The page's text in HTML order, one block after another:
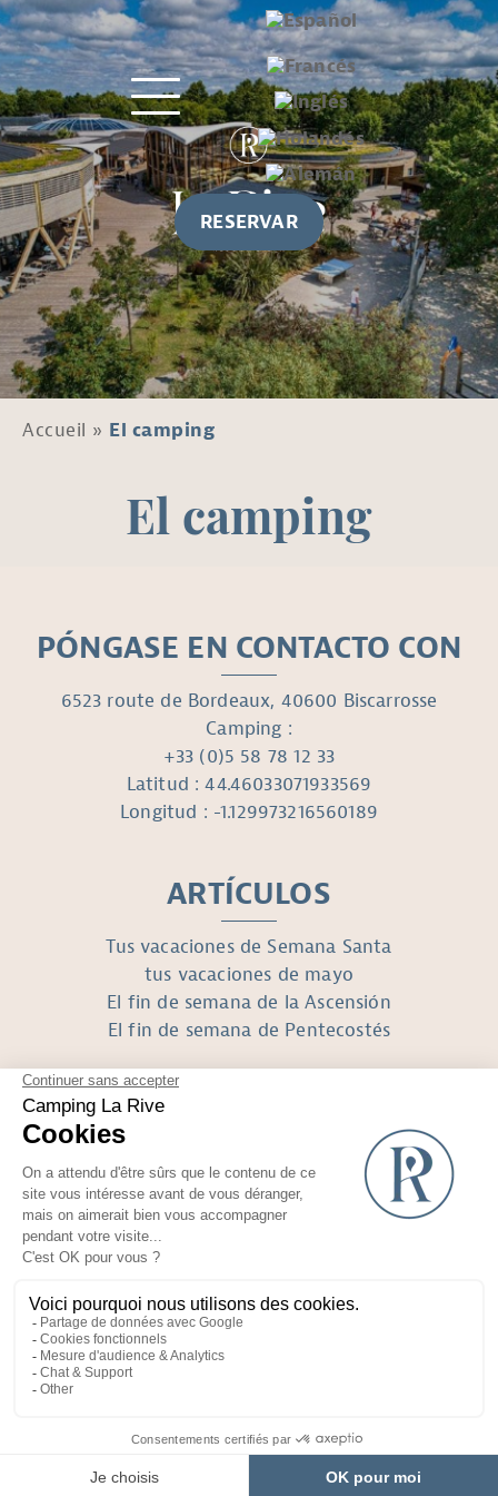
RESERVAR
Accueil » El camping
El camping
PÓNGASE EN CONTACTO CON
6523 route de Bordeaux, 40600 Biscarrosse
Camping :
+33 (0)5 58 78 12 33
Latitud : 44.46033071933569
Longitud : -1.129973216560189
ARTÍCULOS
Tus vacaciones de Semana Santa
tus vacaciones de mayo
El fin de semana de la Ascensión
El fin de semana de Pentecostés
SÍGUENOS
Réalisé avec
par Horizon Marketing
Fotos y planos no contractuales
Condiciones generales de venta
Yelloh! Village